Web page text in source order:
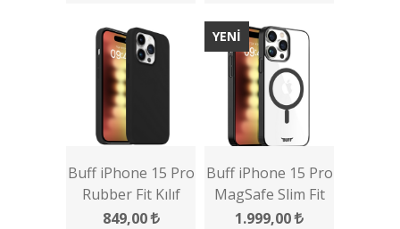
Buff iPhone 15 Pro
Rubber Fit Kılıf
849,00
YENİ
Buff iPhone 15 Pro
MagSafe Slim Fit
Kılıf
1.999,00